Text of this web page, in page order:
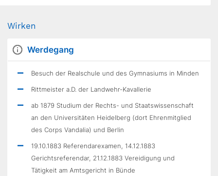
Wirken
Werdegang
Besuch der Realschule und des Gymnasiums in Minden
Rittmeister a.D. der Landwehr-Kavallerie
ab 1879 Studium der Rechts- und Staatswissenschaft
an den Universitäten Heidelberg (dort Ehrenmitglied
des Corps Vandalia) und Berlin
19.10.1883 Referendarexamen, 14.12.1883
Gerichtsreferendar, 21.12.1883 Vereidigung und
Tätigkeit am Amtsgericht in Bünde